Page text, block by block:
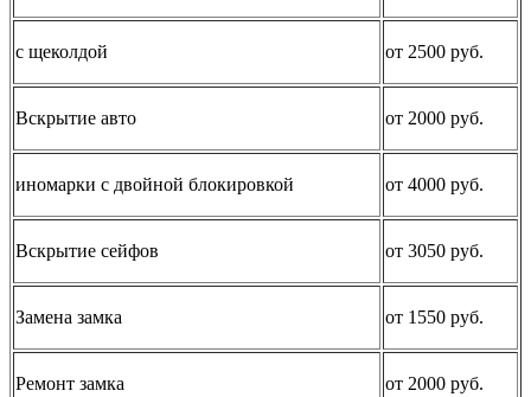
с щеколдой от 2500 руб.
Вскрытие авто от 2000 руб.
иномарки с двойной блокировкой от 4000 руб.
Вскрытие сейфов от 3050 руб.
Замена замка от 1550 руб.
Ремонт замка от 2000 руб.